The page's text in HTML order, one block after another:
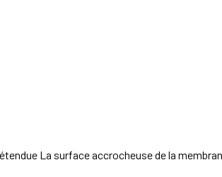
La surface accrocheuse de la